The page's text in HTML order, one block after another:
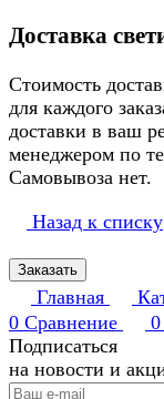
Доставка
Стоимость
для каждого
доставки в ваш
менеджером по
Самовывоза нет.
Назад к списку
Заказать
Главная
0 Сравнение 0
Подписаться
на новости и